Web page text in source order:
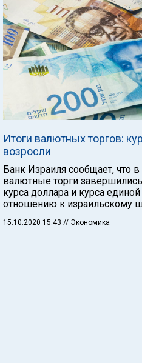
Итоги валютных торгов:
возросли
Банк Израиля сообщает, что в
валютные торги
курса доллара и курса
отношению к израильскому
15.10.2020 15:43 // Экономика